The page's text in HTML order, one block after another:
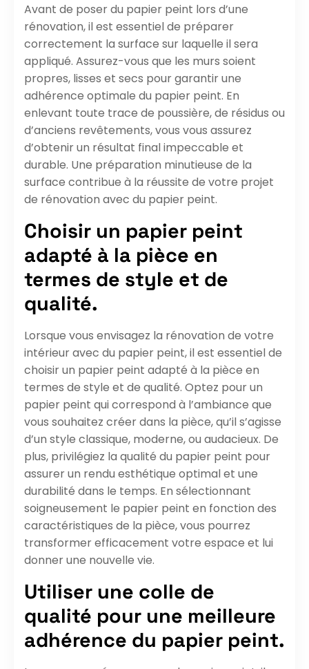
Avant de poser du papier peint lors d’une
rénovation, il est essentiel de préparer
correctement la surface sur laquelle il sera
appliqué. Assurez-vous que les murs soient
propres, lisses et secs pour garantir une
adhérence optimale du papier peint. En
enlevant toute trace de poussière, de résidus ou
d’anciens revêtements, vous vous assurez
d’obtenir un résultat final impeccable et
durable. Une préparation minutieuse de la
surface contribue à la réussite de votre projet
de rénovation avec du papier peint.
Choisir un papier peint
adapté à la pièce en
termes de style et de
qualité.
Lorsque vous envisagez la rénovation de votre
intérieur avec du papier peint, il est essentiel de
choisir un papier peint adapté à la pièce en
termes de style et de qualité. Optez pour un
papier peint qui correspond à l’ambiance que
vous souhaitez créer dans la pièce, qu’il s’agisse
d’un style classique, moderne, ou audacieux. De
plus, privilégiez la qualité du papier peint pour
assurer un rendu esthétique optimal et une
durabilité dans le temps. En sélectionnant
soigneusement le papier peint en fonction des
caractéristiques de la pièce, vous pourrez
transformer efficacement votre espace et lui
donner une nouvelle vie.
Utiliser une colle de
qualité pour une meilleure
adhérence du papier peint.